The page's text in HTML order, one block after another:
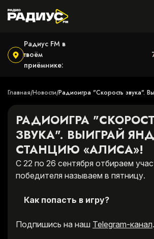
Радиус FM в
твоём
приёмнике:
Главная/Новости/Радиоигра "Скорость звука".
РАДИОИГРА
ЗВУКА". ВЫИГРАЙ
СТАНЦИЮ «АЛИСА»!
С 22 по 26 сентября отбираем
победителя называем в пятницу.
Как попасть в игру?
Подпишись на наш Telegram-канал.